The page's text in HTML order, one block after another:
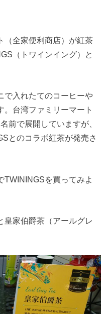
（全家便利商店）が紅茶
（トワインイング）と
で入れたてのコーヒーや
。台湾ファミリーマート
前で展開していますが、
とのコラボ紅茶が発売さ
TWININGSを買ってみよ
皇家伯爵茶（アールグレ